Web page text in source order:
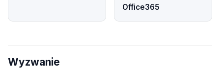
Office365
Wyzwanie